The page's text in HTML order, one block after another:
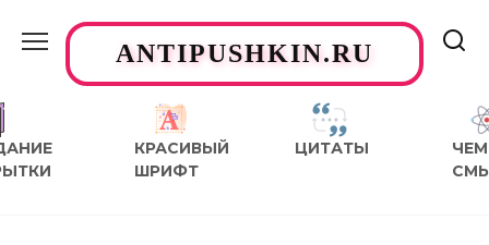
содержаниюANTIPUSHKIN.RU
КРАСИВЫЙ
ШРИФТ
ЦИТАТЫ
ЧЕМ